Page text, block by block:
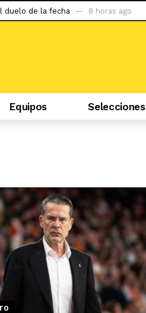
duelo de la fecha 8 horas ago
tetracampeonato»
de Simeone 2 días ago
pensé en irme»
Equipos Selecciones